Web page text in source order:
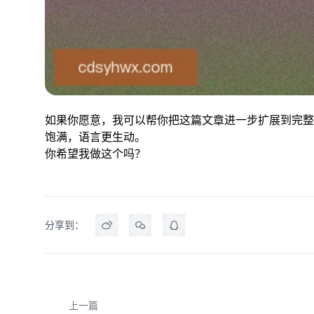
如果你愿意，我可以帮你把这篇文章进一步扩展到完
饱满，语言更生动。
你希望我做这个吗？
分享到：
上一篇